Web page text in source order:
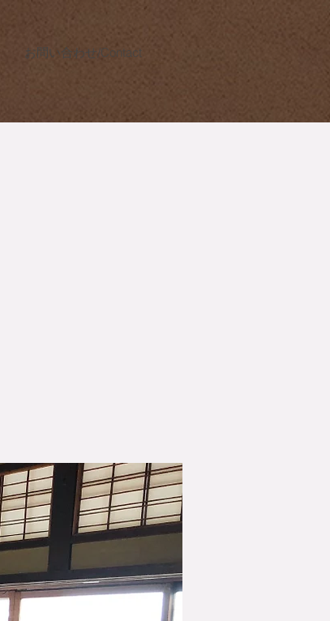
お問い合わせ/Contact